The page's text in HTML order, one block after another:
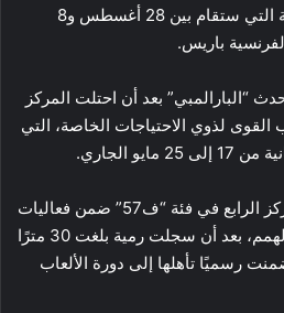
رسميًا إلى الألعاب البارالمبية التي ستقام بين 28 أغسطس و8
“البارالمبي” بعد أن احتلت المركز
القوى لذوي الاحتياجات الخاصة، التي
الجاري.
واحتلت البطلة الجزائرية المركز الرابع في فئة “ف57” ضمن فعاليات
مونديال ألعاب القوى لذوي الهمم، بعد أن سجلت رمية بلغت 30 مترًا
ضمنت رسميًا تأهلها إلى دورة الألعاب